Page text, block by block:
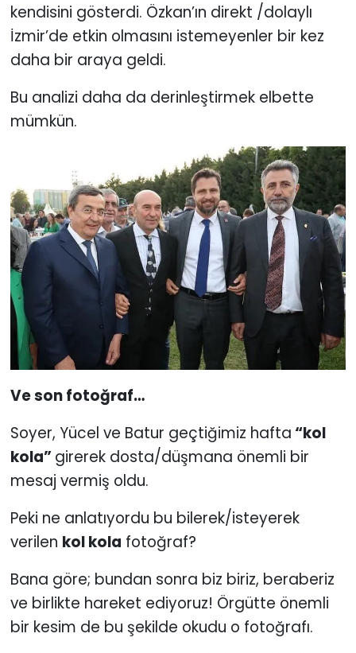
kendisini gösterdi. Özkan’ın direkt /dolaylı
İzmir’de etkin olmasını istemeyenler bir kez
daha bir araya geldi.
Bu analizi daha da derinleştirmek elbette
mümkün.
Ve son fotoğraf…
Soyer, Yücel ve Batur geçtiğimiz hafta “kol
kola”girerek dosta/düşmana önemli bir
mesaj vermiş oldu.
Peki ne anlatıyordu bu bilerek/isteyerek
verilen kol kola fotoğraf?
Bana göre; bundan sonra biz biriz, beraberiz
ve birlikte hareket ediyoruz! Örgütte önemli
bir kesim de bu şekilde okudu o fotoğrafı.